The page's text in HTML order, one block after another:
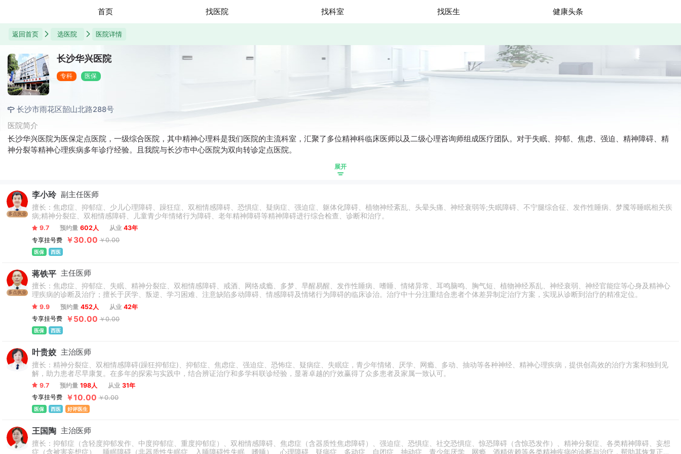
首页 找医院 找科室 找医生 健康头条
返回首页 选医院 医院详情
长沙华兴医院
专科 医保
长沙市雨花区韶山北路288号
医院简介
长沙华兴医院为医保定点医院，一级综合医院，其中精神心理科是我们医院的主流科室，汇聚了多位精神科临床医师以及二级心理咨询师组成医疗团队。对于失眠、抑郁、焦虑、强迫、精神障碍、精
神分裂等精神心理疾病多年诊疗经验。且我院与长沙市中心医院为双向转诊定点医院。
展开
多点执业
李小玲 副主任医师
擅长：焦虑症、抑郁症、少儿心理障碍、躁狂症、双相情感障碍、恐惧症、疑病症、强迫症、躯体化障碍、植物神经紊乱、头晕头痛、神经衰弱等;失眠障碍、不宁腿综合征、发作性睡病、梦魇等睡眠相关疾
病;精神分裂症、双相情感障碍、儿童青少年情绪行为障碍、老年精神障碍等精神障碍进行综合检查、诊断和治疗。
9.7 预约量 602人 从业 43年
专享挂号费
￥30.00 ￥0.00
医保 西医
多点执业
蒋铁平 主任医师
擅长：焦虑症、抑郁症、失眠、精神分裂症、双相情感障碍、戒酒、网络成瘾、多梦、早醒易醒、发作性睡病、嗜睡、情绪异常、耳鸣脑鸣、胸气短、植物神经系乱、神经衰弱、神经官能症等心身及精神心
理疾病的诊断及治疗；擅长于厌学、叛逆、学习困难、注意缺陷多动障碍、情感障碍及情绪行为障碍的临床诊治。治疗中十分注重结合患者个体差异制定治疗方案，实现从诊断到治疗的精准定位。
9.9 预约量 452人 从业 42年
专享挂号费
￥50.00 ￥0.00
医保 西医
叶贵姣 主治医师
擅长：精神分裂症、双相情感障碍(躁狂抑郁症)、抑郁症、焦虑症、强迫症、恐怖症、疑病症、失眠症，青少年情绪、厌学、网瘾、多动、抽动等各种神经、精神心理疾病，提供创高效的治疗方案和独到见
解，助力患者尽早康复。在多年的探索与实践中，结合辨证治疗和多学科联诊经验，显著卓越的疗效赢得了众多患者及家属一致认可。
9.7 预约量 198人 从业 31年
专享挂号费
￥10.00 ￥0.00
医保 西医 好评医生
王国陶 主治医师
擅长：抑郁症（含轻度抑郁发作、中度抑郁症、重度抑郁症）、双相情感障碍、焦虑症（含器质性焦虑障碍）、强迫症、恐惧症、社交恐惧症、惊恐障碍（含惊恐发作）、精神分裂症、各类精神障碍、妄想
症（含被害妄想症）、睡眠障碍（非器质性失眠症、入睡障碍性失眠、嗜睡）、心理障碍、疑病症、多动症、自闭症、抽动症、青少年厌学、网瘾、酒精依赖等各类精神疾病的诊断与治疗，帮助其恢复正常